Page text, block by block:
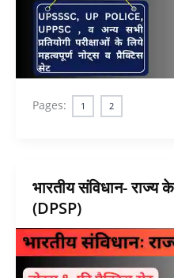
Pages: 1 2
भारतीय संविधान- राज्य
(DPSP)